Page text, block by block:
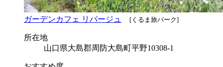
ガーデンカフェ リバージュ [くるま旅パーク]
所在地
山口県大島郡周防大島町平野10308-1